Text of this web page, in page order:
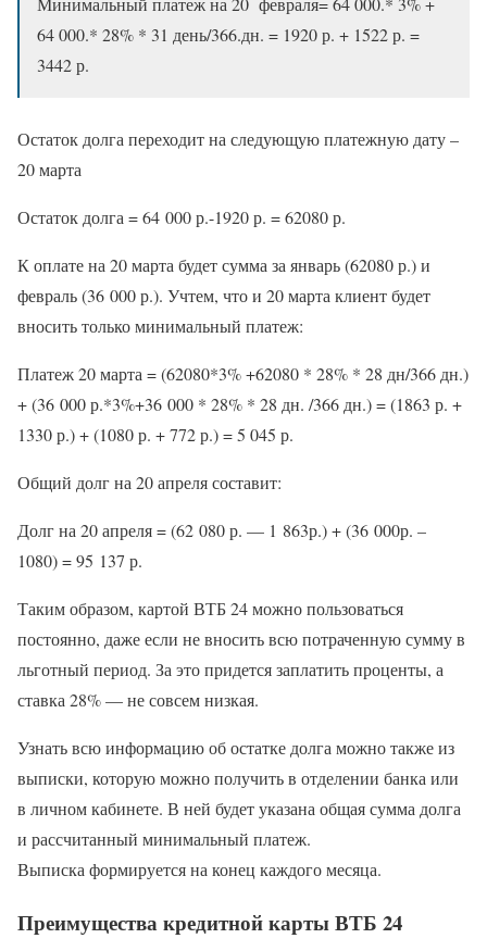
64 000.* 28% * 31 день/366.дн. = 1920 р. + 1522 р. =
3442 р.
Остаток долга переходит на следующую платежную дату –
20 марта
Остаток долга = 64 000 р.-1920 р. = 62080 р.
К оплате на 20 марта будет сумма за январь (62080 р.) и
февраль (36 000 р.). Учтем, что и 20 марта клиент будет
вносить только минимальный платеж:
Платеж 20 марта = (62080*3% +62080 * 28% * 28 дн/366 дн.)
+ (36 000 р.*3%+36 000 * 28% * 28 дн. /366 дн.) = (1863 р. +
1330 р.) + (1080 р. + 772 р.) = 5 045 р.
Общий долг на 20 апреля составит:
Долг на 20 апреля = (62 080 р. — 1 863р.) + (36 000р. –
1080) = 95 137 р.
Таким образом, картой ВТБ 24 можно пользоваться
постоянно, даже если не вносить всю потраченную сумму в
льготный период. За это придется заплатить проценты, а
ставка 28% — не совсем низкая.
Узнать всю информацию об остатке долга можно также из
выписки, которую можно получить в отделении банка или
в личном кабинете. В ней будет указана общая сумма долга
и рассчитанный минимальный платеж.
Выписка формируется на конец каждого месяца.
Преимущества кредитной карты ВТБ 24